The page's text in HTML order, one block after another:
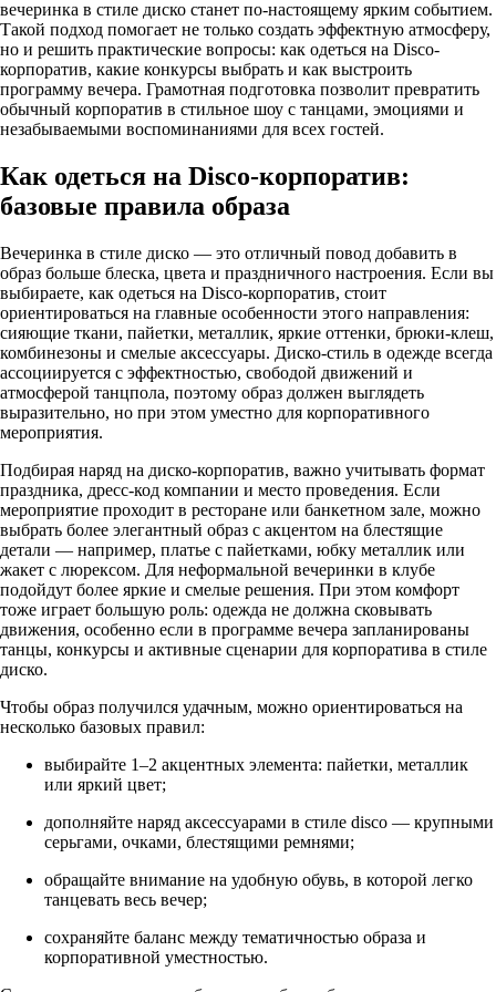
вечеринка в стиле диско станет по-настоящему ярким событием.
Такой подход помогает не только создать эффектную атмосферу,
но и решить практические вопросы: как одеться на Disco-
корпоратив, какие конкурсы выбрать и как выстроить
программу вечера. Грамотная подготовка позволит превратить
обычный корпоратив в стильное шоу с танцами, эмоциями и
незабываемыми воспоминаниями для всех гостей.
Как одеться на Disco-корпоратив:
базовые правила образа
Вечеринка в стиле диско — это отличный повод добавить в
образ больше блеска, цвета и праздничного настроения. Если вы
выбираете, как одеться на Disco-корпоратив, стоит
ориентироваться на главные особенности этого направления:
сияющие ткани, пайетки, металлик, яркие оттенки, брюки-клеш,
комбинезоны и смелые аксессуары. Диско-стиль в одежде всегда
ассоциируется с эффектностью, свободой движений и
атмосферой танцпола, поэтому образ должен выглядеть
выразительно, но при этом уместно для корпоративного
мероприятия.
Подбирая наряд на диско-корпоратив, важно учитывать формат
праздника, дресс-код компании и место проведения. Если
мероприятие проходит в ресторане или банкетном зале, можно
выбрать более элегантный образ с акцентом на блестящие
детали — например, платье с пайетками, юбку металлик или
жакет с люрексом. Для неформальной вечеринки в клубе
подойдут более яркие и смелые решения. При этом комфорт
тоже играет большую роль: одежда не должна сковывать
движения, особенно если в программе вечера запланированы
танцы, конкурсы и активные сценарии для корпоратива в стиле
диско.
Чтобы образ получился удачным, можно ориентироваться на
несколько базовых правил:
выбирайте 1–2 акцентных элемента: пайетки, металлик
или яркий цвет;
дополняйте наряд аксессуарами в стиле disco — крупными
серьгами, очками, блестящими ремнями;
обращайте внимание на удобную обувь, в которой легко
танцевать весь вечер;
сохраняйте баланс между тематичностью образа и
корпоративной уместностью.